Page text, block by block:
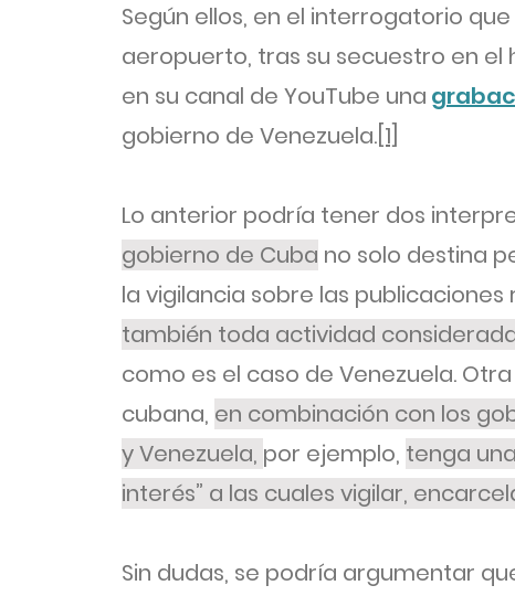
Según ellos, en el interrogatorio
aeropuerto, tras su secuestro en
en su canal de YouTube una
gobierno de Venezuela. [1]
Lo anterior podría tener dos
gobierno de Cuba no solo destina
la vigilancia sobre las
también toda actividad
como es el caso de Venezuela.
cubana, en combinación con los
y Venezuela, por ejemplo, tenga
interés” a las cuales vigilar,
Sin dudas, se podría argumentar